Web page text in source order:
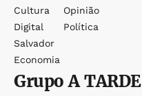
Cultura
Digital
Salvador
Economia
Opinião
Política
GrupoA TARDE